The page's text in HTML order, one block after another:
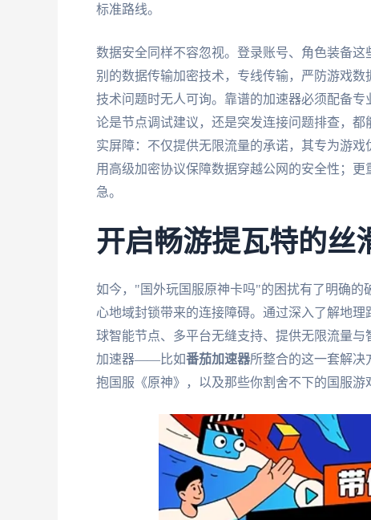
标准路线。
数据安全同样不容忽视。登录账号、角色装备
别的数据传输加密技术，专线传输，严防游戏
技术问题时无人可询。靠谱的加速器必须配备
论是节点调试建议，还是突发连接问题排查，都
实屏障：不仅提供无限流量的承诺，其专为游
用高级加密协议保障数据穿越公网的安全性；
急。
开启畅游提瓦特的丝
如今，"国外玩国服原神卡吗"的困扰有了明确的
心地域封锁带来的连接障碍。通过深入了解地
球智能节点、多平台无缝支持、提供无限流量
加速器——比如番茄加速器所整合的这一套解
抱国服《原神》，以及那些你割舍不下的国服游